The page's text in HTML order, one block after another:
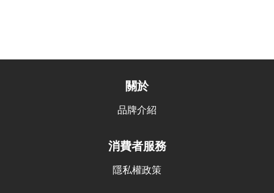
關於
品牌介紹
消費者服務
隱私權政策